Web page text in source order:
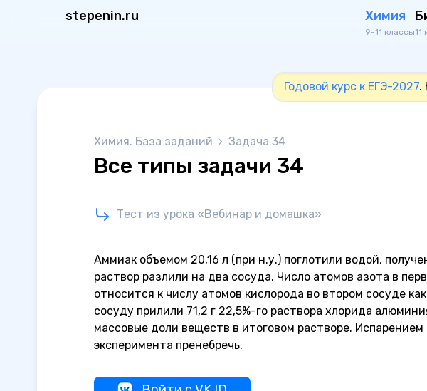
stepenin.ru Химия
9-11 классы11
Годовой курс к ЕГЭ-2027.
Химия. База заданий › Задача 34
Все типы задачи 34
Тест из урока «Вебинар и домашка»
Аммиак объемом 20,16 л (при н.у.) поглотили водой,
раствор разлили на два сосуда. Число атомов азота в
относится к числу атомов кислорода во втором сосуде как
сосуду прилили 71,2 г 22,5%-го раствора хлорида
массовые доли веществ в итоговом растворе.
эксперимента пренебречь.